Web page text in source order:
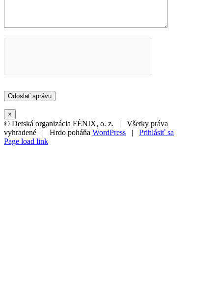
×
© Detská organizácia FÉNIX, o. z. | Všetky práva
vyhradené | Hrdo poháňa WordPress | Prihlásiť sa
Page load link